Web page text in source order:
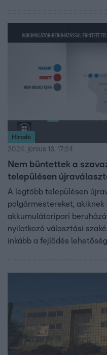
polgármester, és győztek
hozott meglepetést a
Híradó
2024. június 16. 17:24
Nem büntettek a
településen
A legtöbb településen
polgármestereket,
akkumulátoripari
nyilatkozó választási
inkább a fejlődés